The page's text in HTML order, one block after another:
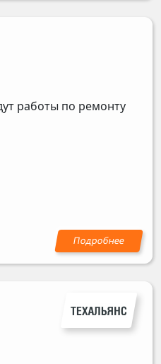
работы по ремонту